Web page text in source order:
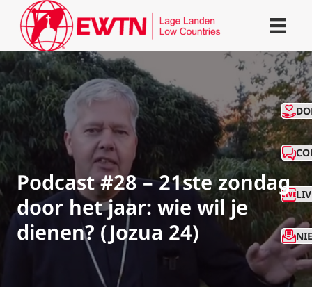
Podcast #28 – 21ste zondag
door het jaar: wie wil je
dienen? (Jozua 24)